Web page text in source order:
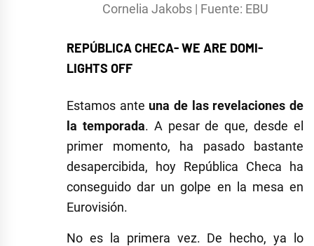
Cornelia Jakobs | Fuente: EBU
REPÚBLICA CHECA- WE ARE DOMI-
LIGHTS OFF
Estamos ante una de las revelaciones de
la temporada. A pesar de que, desde el
primer momento, ha pasado bastante
desapercibida, hoy República Checa ha
conseguido dar un golpe en la mesa en
Eurovisión.
No es la primera vez. De hecho, ya lo